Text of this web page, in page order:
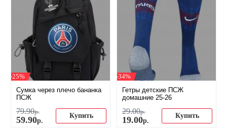
-25%
Сумка через плечо бананка
ПСЖ
79.90р.
59.90р.
Купить
-34%
Гетры детские ПСЖ
домашние 25-26
29.00р.
19.00р.
Купить